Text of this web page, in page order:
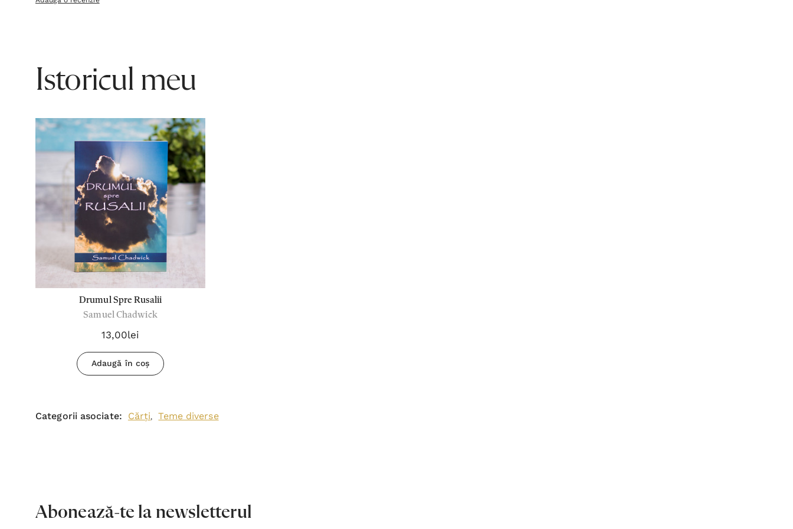
Istoricul meu
Drumul Spre Rusalii
Samuel Chadwick
13,00lei
Adaugă în coș
Categorii asociate: Cărți, Teme diverse
Abonează-te la newsletterul